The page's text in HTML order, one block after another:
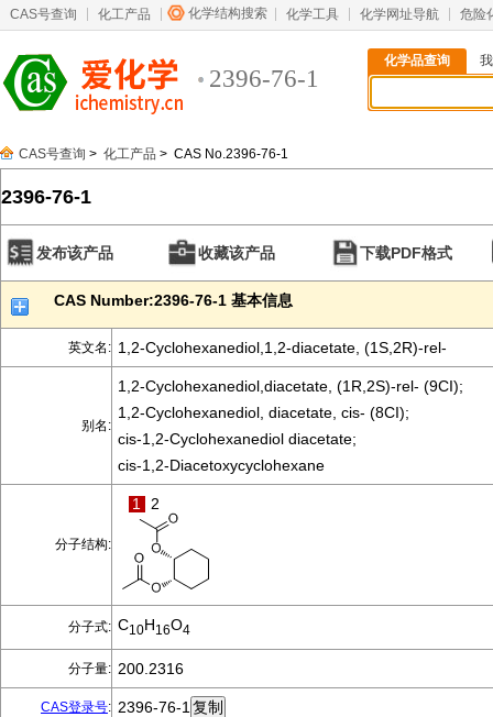
CAS号查询 化工产品 化学结构搜索 化学工具 化学网址导航 危险
2396-76-1
化学品查询
CAS号查询 > 化工产品 > CAS No.2396-76-1
2396-76-1
发布该产品 收藏该产品 下载PDF格式
CAS Number:2396-76-1 基本信息
英文名: 1,2-Cyclohexanediol,1,2-diacetate, (1S,2R)-rel-
别名:
1,2-Cyclohexanediol,diacetate, (1R,2S)-rel- (9CI);
1,2-Cyclohexanediol, diacetate, cis- (8CI);
cis-1,2-Cyclohexanediol diacetate;
cis-1,2-Diacetoxycyclohexane
分子结构:
1 2
分子式: C10H16O4
分子量: 200.2316
CAS登录号: 2396-76-1